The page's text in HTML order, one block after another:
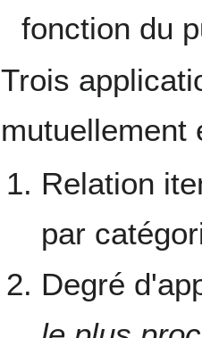
fonction du
Trois
mutuellement
Relation
par
Degré